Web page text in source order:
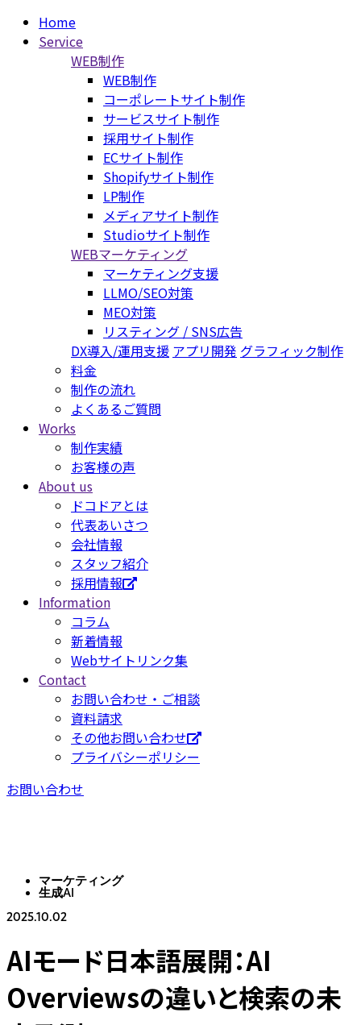
Home
Service
WEB制作
WEB制作
コーポレートサイト制作
サービスサイト制作
採用サイト制作
ECサイト制作
Shopifyサイト制作
LP制作
メディアサイト制作
Studioサイト制作
WEBマーケティング
マーケティング支援
LLMO/SEO対策
MEO対策
リスティング / SNS広告
DX導入/運用支援 アプリ開発 グラフィック制作
料金
制作の流れ
よくあるご質問
Works
制作実績
お客様の声
About us
ドコドアとは
代表あいさつ
会社情報
スタッフ紹介
採用情報
Information
コラム
新着情報
Webサイトリンク集
Contact
お問い合わせ・ご相談
資料請求
その他お問い合わせ
プライバシーポリシー
お問い合わせ
マーケティング
生成AI
2025.10.02
AIモード日本語展開：AI
Overviewsの違いと検索の未